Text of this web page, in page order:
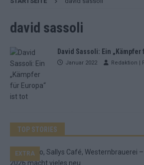
david sassoli
David Sassoli: Ein
Januar 2022 Redaktion |
TOP STORIES
EXTRA